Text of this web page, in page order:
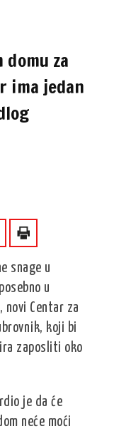
za
ima jedan
snage u
u
Centar za
koji bi
zaposliti oko
je da će
neće moći